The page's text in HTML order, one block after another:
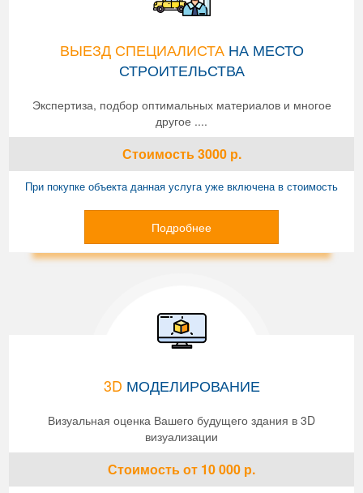
ВЫЕЗД СПЕЦИАЛИСТАНА МЕСТО
СТРОИТЕЛЬСТВА
Экспертиза, подбор оптимальных материалов и многое
другое ....
Стоимость3000р.
При покупке объекта данная услуга уже включена в стоимость
Подробнее
3D МОДЕЛИРОВАНИЕ
Визуальная оценка Вашего будущего здания в 3D
визуализации
Стоимостьот 10 000 р.